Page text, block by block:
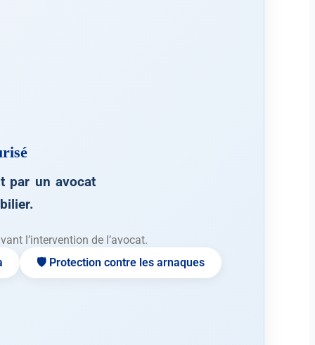
par un avocat
l’intervention de l’avocat.
🛡️ Protection contre les arnaques